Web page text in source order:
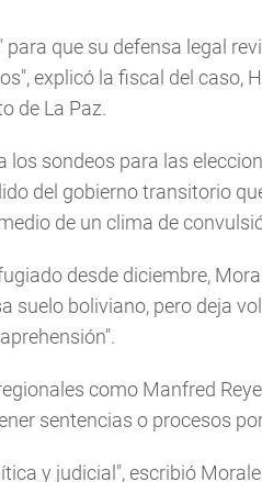
que su defensa legal
explicó la fiscal del caso,
de La Paz.
los sondeos para las
del gobierno transitorio
de un clima de
desde diciembre,
suelo boliviano, pero deja
como Manfred
sentencias o procesos
y judicial", escribió